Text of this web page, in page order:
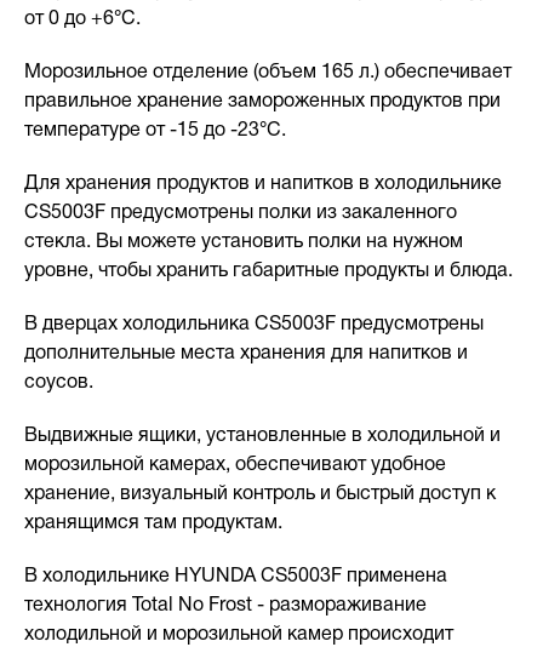
от 0 до +6°С.
Морозильное отделение (объем 165 л.) обеспечивает
правильное хранение замороженных продуктов при
температуре от -15 до -23°С.
Для хранения продуктов и напитков в холодильнике
CS5003F предусмотрены полки из закаленного
стекла. Вы можете установить полки на нужном
уровне, чтобы хранить габаритные продукты и блюда.
В дверцах холодильника CS5003F предусмотрены
дополнительные места хранения для напитков и
соусов.
Выдвижные ящики, установленные в холодильной и
морозильной камерах, обеспечивают удобное
хранение, визуальный контроль и быстрый доступ к
хранящимся там продуктам.
В холодильнике HYUNDA CS5003F применена
технология Total No Frost - размораживание
холодильной и морозильной камер происходит